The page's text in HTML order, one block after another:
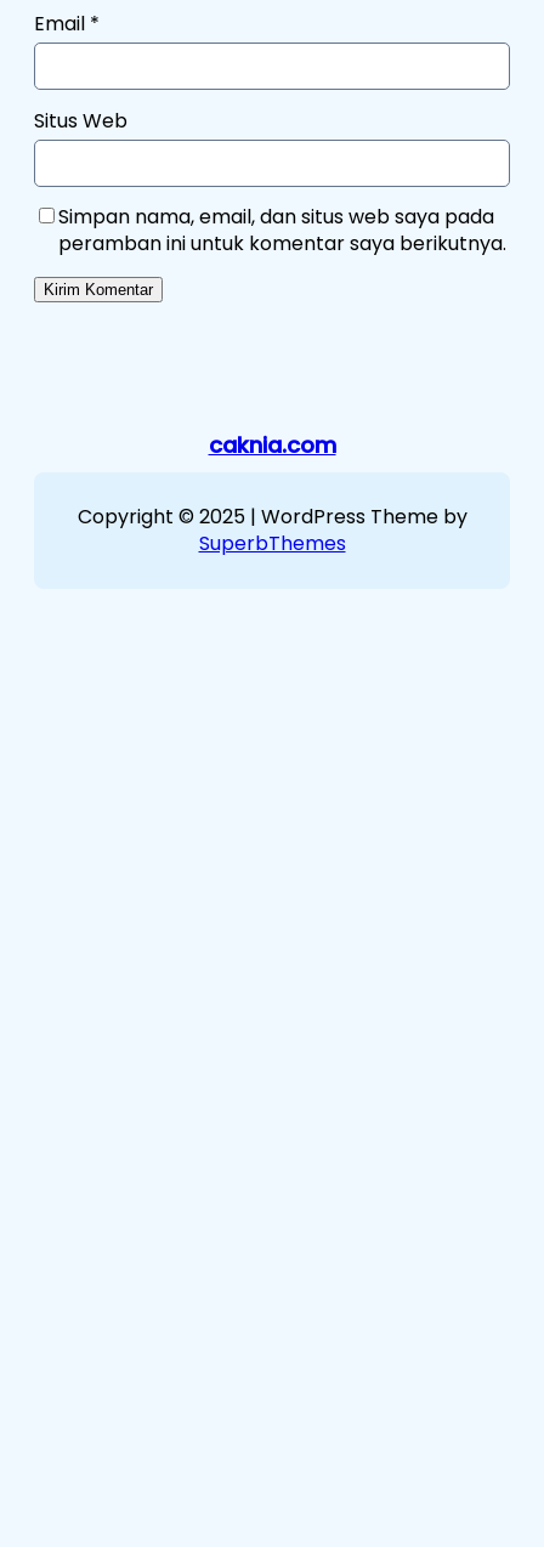
Email *
Situs Web
Simpan nama, email, dan situs web saya pada
peramban ini untuk komentar saya berikutnya.
caknia.com
Copyright © 2025 | WordPress Theme by
SuperbThemes